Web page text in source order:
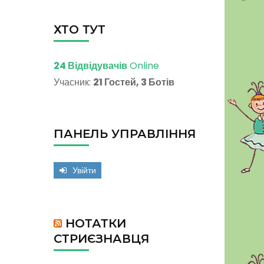
ХТО ТУТ
24 ВідвідувачівOnline
Учасник: 21 Гостей, 3 Ботів
ПАНЕЛЬ УПРАВЛІННЯ
Увійти
НОТАТКИ
СТРИЄЗНАВЦЯ